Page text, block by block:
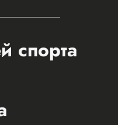
спорта